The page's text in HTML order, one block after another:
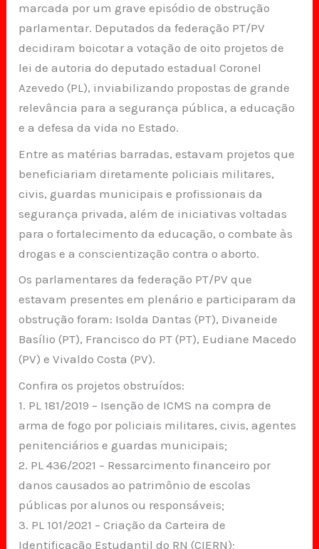
marcada por um grave episódio de obstrução
parlamentar. Deputados da federação PT/PV
decidiram boicotar a votação de oito projetos de
lei de autoria do deputado estadual Coronel
Azevedo (PL), inviabilizando propostas de grande
relevância para a segurança pública, a educação
e a defesa da vida no Estado.
Entre as matérias barradas, estavam projetos que
beneficiariam diretamente policiais militares,
civis, guardas municipais e profissionais da
segurança privada, além de iniciativas voltadas
para o fortalecimento da educação, o combate às
drogas e a conscientização contra o aborto.
Os parlamentares da federação PT/PV que
estavam presentes em plenário e participaram da
obstrução foram: Isolda Dantas (PT), Divaneide
Basílio (PT), Francisco do PT (PT), Eudiane Macedo
(PV) e Vivaldo Costa (PV).
Confira os projetos obstruídos:
1. PL 181/2019 – Isenção de ICMS na compra de
arma de fogo por policiais militares, civis, agentes
penitenciários e guardas municipais;
2. PL 436/2021 – Ressarcimento financeiro por
danos causados ao patrimônio de escolas
públicas por alunos ou responsáveis;
3. PL 101/2021 – Criação da Carteira de
Identificação Estudantil do RN (CIERN);